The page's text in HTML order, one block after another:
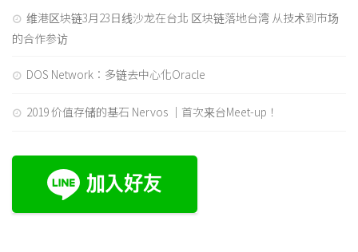
维港区块链3月23日线沙龙在台北 区块链落地台湾 从技术到市场
的合作参访
DOS Network：多链去中心化Oracle
2019 价值存储的基石 Nervos ｜首次来台Meet-up！